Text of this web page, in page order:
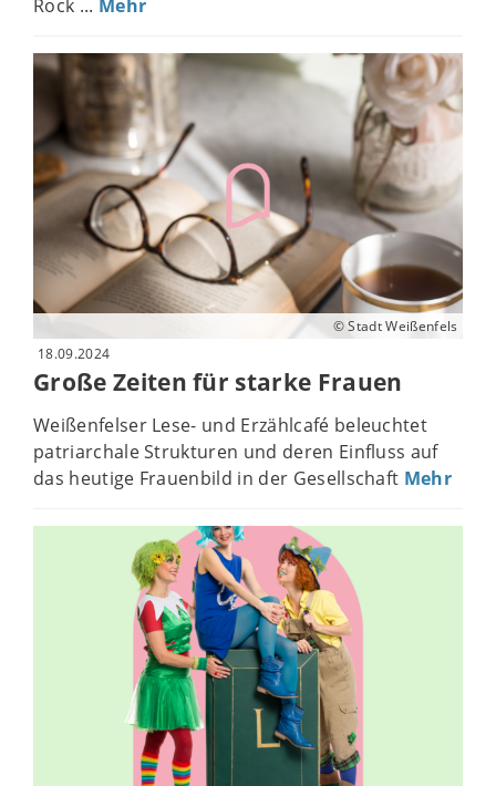
Rock ... Mehr
© Stadt Weißenfels
18.09.2024
Große Zeiten für starke Frauen
Weißenfelser Lese- und Erzählcafé beleuchtet
patriarchale Strukturen und deren Einfluss auf
das heutige Frauenbild in der Gesellschaft Mehr